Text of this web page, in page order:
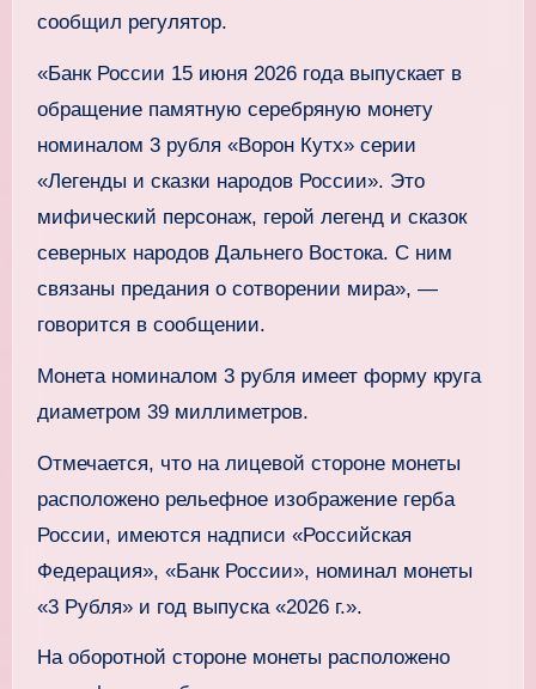
сообщил регулятор.
«Банк России 15 июня 2026 года выпускает в
обращение памятную серебряную монету
номиналом 3 рубля «Ворон Кутх» серии
«Легенды и сказки народов России». Это
мифический персонаж, герой легенд и сказок
северных народов Дальнего Востока. С ним
связаны предания о сотворении мира», —
говорится в сообщении.
Монета номиналом 3 рубля имеет форму круга
диаметром 39 миллиметров.
Отмечается, что на лицевой стороне монеты
расположено рельефное изображение герба
России, имеются надписи «Российская
Федерация», «Банк России», номинал монеты
«3 Рубля» и год выпуска «2026 г.».
На оборотной стороне монеты расположено